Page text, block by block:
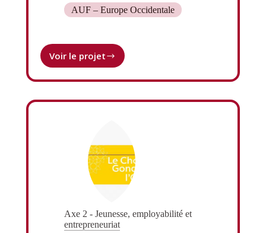
AUF – Europe Occidentale
Voir le projetProgramme
Axe 2 - Jeunesse, employabilité et
entrepreneuriat